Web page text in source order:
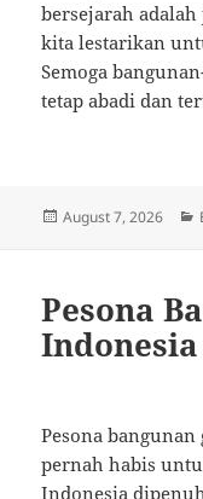
bersejarah
kita lestarikan
Semoga
tetap abadi dan
Posted
August 7, 2026
Pesona
Indonesia
Pesona
pernah habis
Indonesia